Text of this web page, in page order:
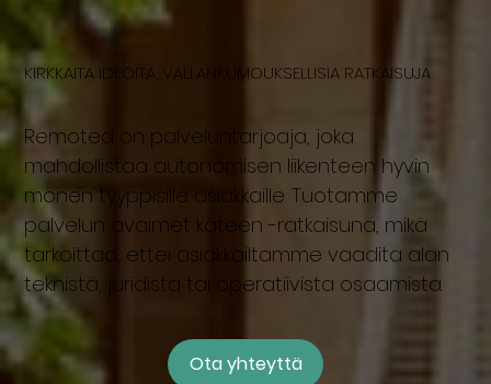
KIRKKAITA IDEOITA, VALLANKUMOUKSELLISIA RATKAISUJA
Remoted on palveluntarjoaja, joka
mahdollistaa autonomisen liikenteen hyvin
monen tyyppisille asiakkaille. Tuotamme
palvelun avaimet käteen -ratkaisuna, mikä
tarkoittaa, ettei asiakkailtamme vaadita alan
teknistä, juridista tai operatiivista osaamista.
Ota yhteyttä